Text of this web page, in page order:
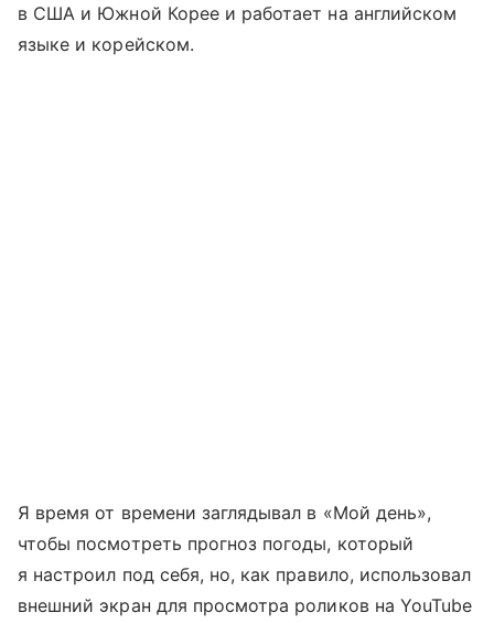
в США и Южной Корее и работает на английском
языке и корейском.
Я время от времени заглядывал в «Мой день»,
чтобы посмотреть прогноз погоды, который
я настроил под себя, но, как правило, использовал
внешний экран для просмотра роликов на YouTube